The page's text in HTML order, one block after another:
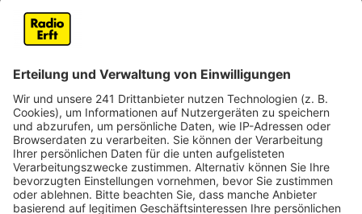
Wertgegenständen. Lassen Sie Unbekannte nicht
in Ihre Wohnung und übergeben Sie kein Geld oder
Wertgegenstände an fremde Personen.
Lassen Sie sich in Telefonaten nicht unter Druck
setzen und legen Sie auf. Kontaktieren Sie die
Behörde, von der die angebliche Amtsperson
kommt. Suchen Sie dazu die Telefonnummer der
Behörde selbst heraus.
Informieren Sie die Polizei unter der
Notrufnummer '110' über derartige Vorfälle. Das
sollten Sie auch in dem Fall tun, wenn Sie einen